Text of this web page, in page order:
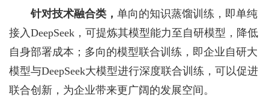
针对技术融合类， 单向的知识蒸馏训练，即单纯
接入DeepSeek，可提炼其模型能力至自研模型，降低
自身部署成本；多向的模型联合训练，即企业自研大
模型与DeepSeek大模型进行深度联合训练，可以促进
联合创新，为企业带来更广阔的发展空间。